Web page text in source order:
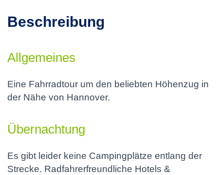
Beschreibung
Allgemeines
Eine Fahrradtour um den beliebten Höhenzug in
der Nähe von Hannover.
Übernachtung
Es gibt leider keine Campingplätze entlang der
Strecke. Radfahrerfreundliche Hotels &